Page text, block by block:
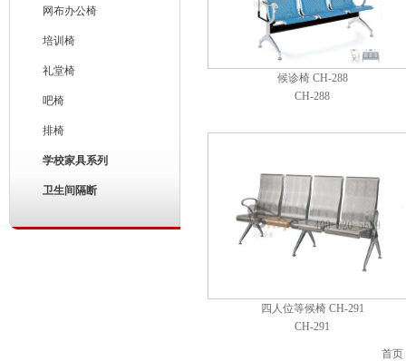
网布办公椅
培训椅
礼堂椅
吧椅
排椅
学校家具系列
卫生间隔断
候诊椅 CH-288
CH-288
四人位等候椅 CH-291
CH-291
首